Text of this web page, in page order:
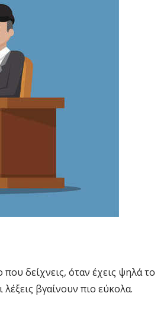
δείχνεις, όταν έχεις ψηλά το
βγαίνουν πιο εύκολα.